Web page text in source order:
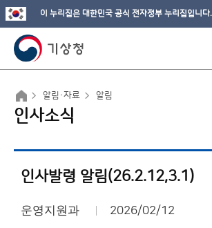
이 누리집은 대한민국 공식 전자정부 누리집입니다.
알림·자료 알림
인사소식
인사발령 알림(26.2.12,3.1)
운영지원과 2026/02/12